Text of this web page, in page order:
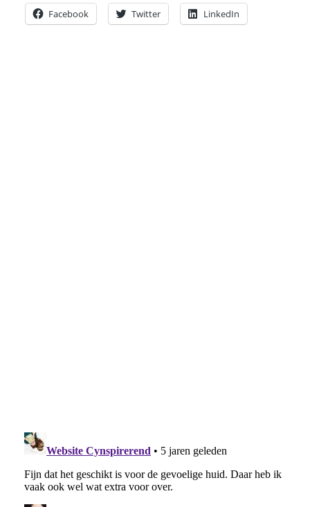
Facebook Twitter LinkedIn